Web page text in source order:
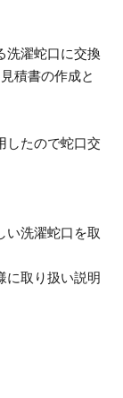
洗濯蛇口に交換
積書の作成と
したので蛇口交
い洗濯蛇口を取
に取り扱い説明